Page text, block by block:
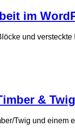
im
und
&
Twig und